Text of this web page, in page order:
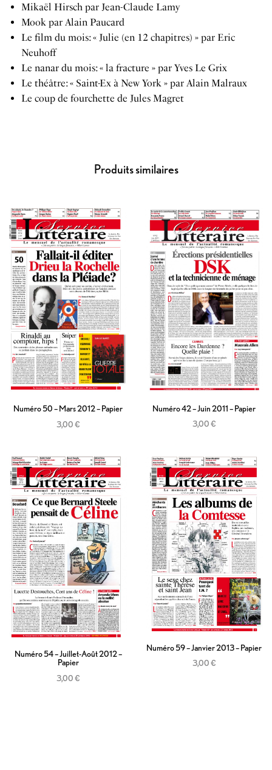
Mikaël Hirsch par Jean-Claude Lamy
Mook par Alain Paucard
Le film du mois: « Julie (en 12 chapitres) » par Eric
Neuhoff
Le nanar du mois: « la fracture » par Yves Le Grix
Le théâtre: « Saint-Ex à New York » par Alain Malraux
Le coup de fourchette de Jules Magret
Produits similaires
Numéro 50 – Mars 2012 – Papier
3,00€
Numéro 42 – Juin 2011 – Papier
3,00€
Numéro 54 – Juillet-Août 2012 –
Papier
3,00€
Numéro 59 – Janvier 2013 – Papier
3,00€